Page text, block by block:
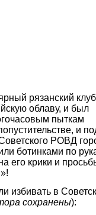
рязанский
облаву, и был
пыткам
и
РОВД
ботинками по
его крики и
избивать в
сохранены):